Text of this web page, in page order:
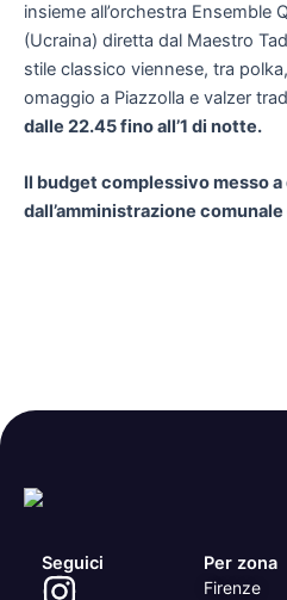
insieme all’orchestra Ensemble
(Ucraina) diretta dal Maestro
stile classico viennese, tra
omaggio a Piazzolla e valzer
dalle 22.45 fino all’1 di notte.
Il budget complessivo messo
dall’amministrazione
Seguici Per zona
Firenze